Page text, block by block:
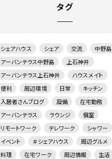
タグ
シェアハウス シェア 交流
中野島
アーバンテラス中野島
上石神井
アーバンテラス上石神井
ハウスメイト
便利
周辺環境 日常
キッチン
入居者さんブログ
設備
在宅勤務
アーバンテラス
ラウンジ
個室
リモートワーク
テレワーク
シャワー
イベント
＃シェアハウス
周辺グルメ
料理
在宅ワーク 周辺情報
生活